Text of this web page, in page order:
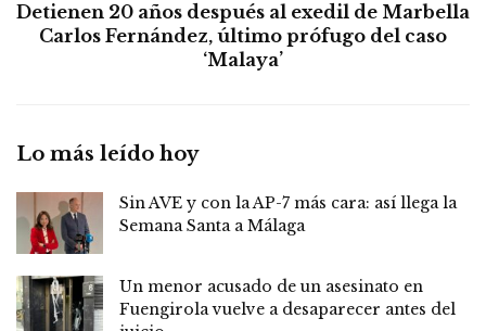
Detienen 20 años después al exedil de Marbella
Carlos Fernández, último prófugo del caso
‘Malaya’
Lo más leído hoy
Sin AVE y con la AP-7 más cara: así llega la
Semana Santa a Málaga
Un menor acusado de un asesinato en
Fuengirola vuelve a desaparecer antes del